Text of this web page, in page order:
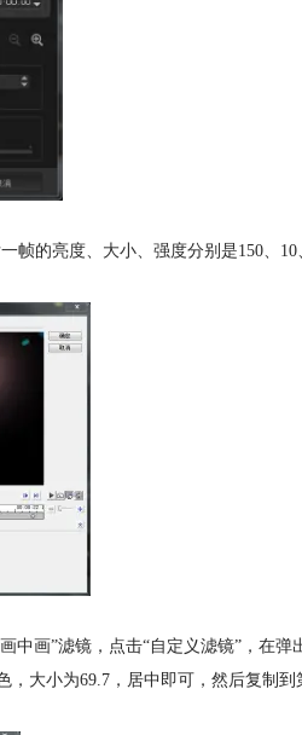
帧的亮度、大小、强度分别是150、10
中画”滤镜，点击“自定义滤镜”，在弹
，大小为69.7，居中即可，然后复制到